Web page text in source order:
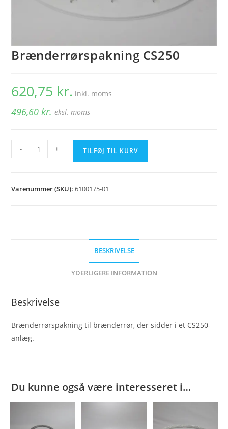
Brænderrørspakning CS250
620,75 kr. inkl. moms
496,60kr. eksl. moms
Brænderrørspakning
CS250
- + TILFØJ TIL KURV
Varenummer (SKU):6100175-01
BESKRIVELSE
YDERLIGERE INFORMATION
Beskrivelse
Brænderrørspakning til brænderrør, der sidder i et CS250-
anlæg.
Du kunne også være interesseret i…